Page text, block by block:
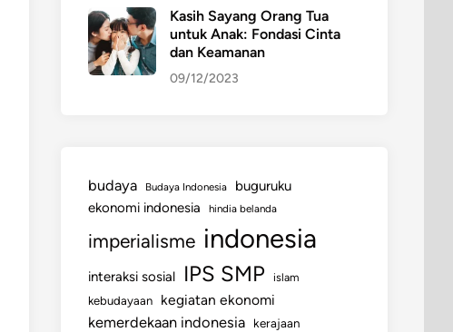
Kasih Sayang Orang Tua
untuk Anak: Fondasi Cinta
dan Keamanan
09/12/2023
budaya Budaya Indonesia
buguruku
ekonomi indonesia
hindia belanda
imperialisme indonesia
interaksi sosial IPS SMP
islam
kebudayaan
kegiatan ekonomi
kemerdekaan indonesia kerajaan